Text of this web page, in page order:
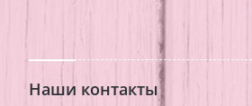
Наши контакты